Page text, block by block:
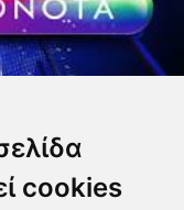
cookies